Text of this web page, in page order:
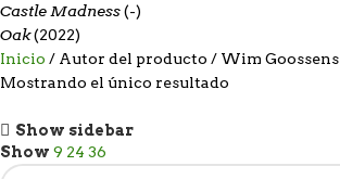
Castle Madness(-)
Oak(2022)
Inicio
Autor del producto
Wim Goossens
Mostrando el único resultado
Show sidebar
Show 9 24 36